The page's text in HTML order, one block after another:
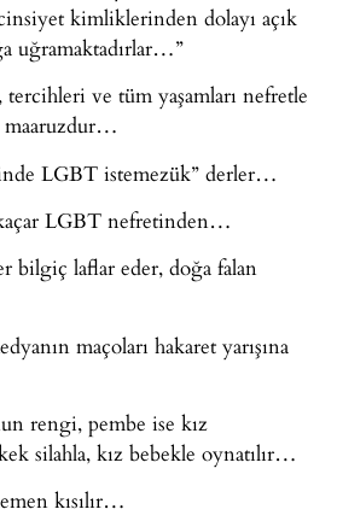
kimliklerinden dolayı açık
uğramaktadırlar…”
tercihleri ve tüm yaşamları nefretle
maaruzdur…
LGBT istemezük” derler…
LGBT nefretinden…
bilgiç laflar eder, doğa falan
maçoları hakaret yarışına
rengi, pembe ise kız
silahla, kız bebekle oynatılır…
kısılır…